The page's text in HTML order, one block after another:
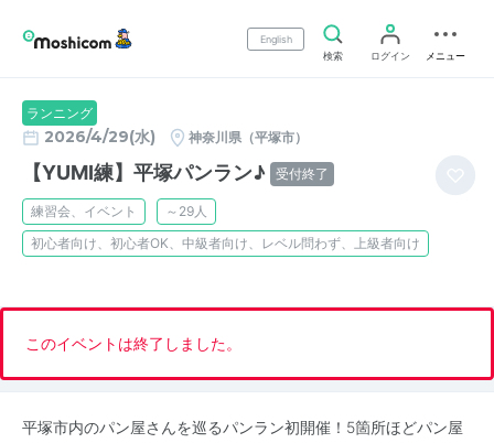
English
検索
ログイン メニュー
ランニング
2026/4/29(水) 神奈川県（平塚市）
【YUMI練】平塚パンラン♪ 受付終了
練習会、イベント
～29人
初心者向け、初心者OK、中級者向け、レベル問わず、上級者向け
このイベントは終了しました。
平塚市内のパン屋さんを巡るパンラン初開催！5箇所ほどパン屋